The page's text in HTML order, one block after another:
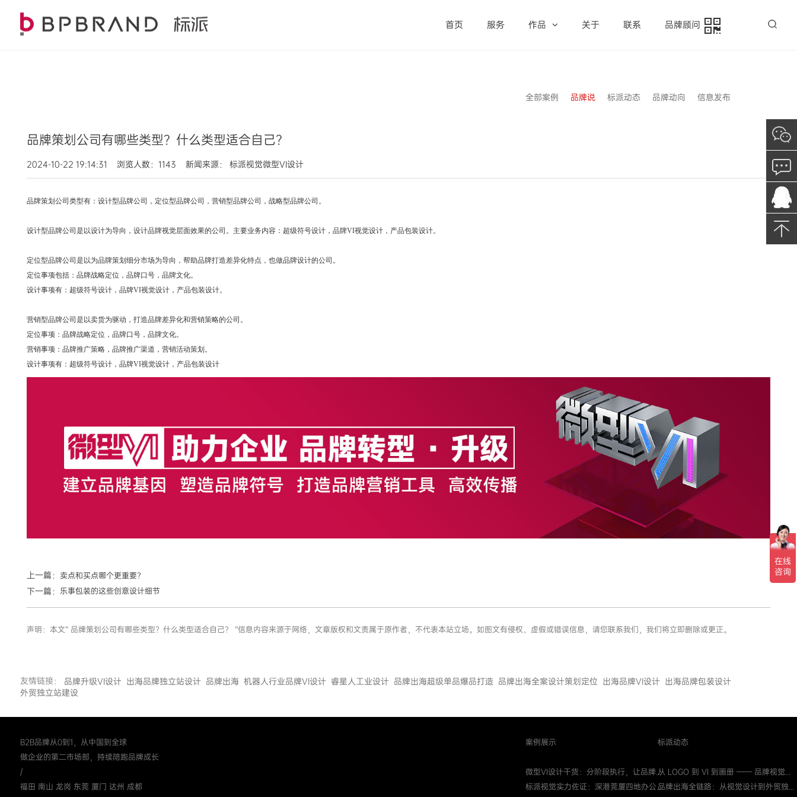
首页 服务 作品 关于 联系 品牌顾问
全部案例 品牌说 标派动态 品牌动向 信息发布
品牌策划公司有哪些类型？什么类型适合自己？
2024-10-22 19:14:31 浏览人数：1143 新闻来源： 标派视觉微型VI设计
品牌策划公司类型有： 设计型品牌公司， 定位型品牌公司， 营销型品牌公司， 战略型品牌公司。
设计型品牌公司是 以设计为导向，设计品牌视觉层面效果的公司。主要业务内容： 超级符号设计， 品牌VI视觉设计， 产品包装设计。
定位型品牌公司是 以为品牌策划细分市场为导向，帮助品牌打造差异化特点，也做品牌设计的公司 。
定位事项包括： 品牌战略定位， 品牌口号， 品牌文化。
设计事项有： 超级符号设计， 品牌VI视觉设计， 产品包装设计。
营销型品牌公司是 以卖货为驱动，打造品牌差异化和营销策略的公司。
定位事项： 品牌战略定位， 品牌口号， 品牌文化。
营销事项：品牌推广策略， 品牌推广渠道， 营销活动策划。
设计事项有： 超级符号设计， 品牌VI视觉设计， 产品包装设计
上一篇： 卖点和买点哪个更重要？
下一篇： 乐事包装的这些创意设计细节
声明：本文“ 品牌策划公司有哪些类型？什么类型适合自己？ ”信息内容来源于网络，文章版权和文责属于原作者，不代表本站立场。如图文有侵权、虚假或错误信息，请您联系我们，我们将立即删除或更正。
友情链接： 品牌升级VI设计 出海品牌独立站设计 品牌出海 机器人行业品牌VI设计 睿星人工业设计 品牌出海超级单品爆品打造 品牌出海全案设计策划定位 出海品牌VI设计 出海品牌包装设计
外贸独立站建设
B2B品牌从0到1，从中国到全球
做企业的第二市场部，持续陪跑品牌成长
/
福田 南山 龙岗 东莞 厦门 达州 成都
案例展示
微型VI设计干货：分阶段执行，让品牌...
标派视觉实力佐证：深港莞厦四地办公...
标派动态
从 LOGO 到 VI 到画册 —— 品牌视觉...
品牌出海全链路：从视觉设计到外贸独...